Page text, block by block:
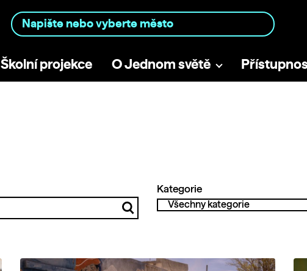
Školní projekce O Jednom světě
Kategorie